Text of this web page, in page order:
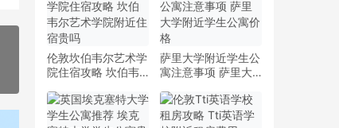
伦敦坎伯韦尔艺术学
院住宿攻略 坎伯韦
贵吗
萨里大学附近学生公
寓注意事项 萨里大